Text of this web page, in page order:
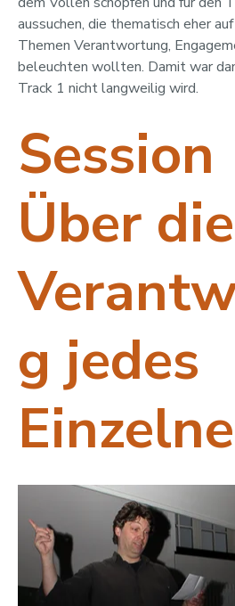
aussuchen, die thematisch eher
Themen Verantwortung,
beleuchten wollten. Damit war
Track 1 nicht langweilig wird.
Session
Über die
g jedes